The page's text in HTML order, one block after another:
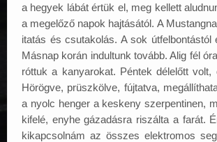
a hegyek lábát értük el, meg kellett
a megelőző napok hajtásától. A
itatás és csutakolás. A sok útfelbontástól
Másnap korán indultunk tovább. Alig fél
róttuk a kanyarokat. Péntek délelőtt volt,
Hörögve, prüszkölve, fújtatva,
a nyolc henger a keskeny szerpentinen,
kifelé, enyhe gázadásra riszálta a farát.
kikapcsolnám az összes elektromos